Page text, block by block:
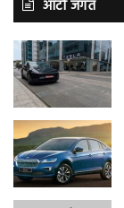
ऑटो जगत